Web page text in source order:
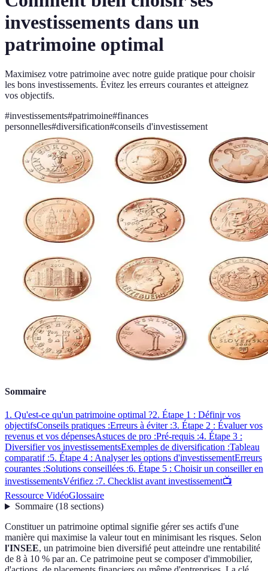
investissements dans un
patrimoine optimal
Maximisez votre patrimoine avec notre guide pratique pour choisir
les bons investissements. Évitez les erreurs courantes et atteignez
vos objectifs.
#investissements#patrimoine#finances
personnelles#diversification#conseils d'investissement
Sommaire
1. Qu'est-ce qu'un patrimoine optimal ?2. Étape 1 : Définir vos
objectifsConseils pratiques :Erreurs à éviter :3. Étape 2 : Évaluer vos
revenus et vos dépensesAstuces de pro :Pré-requis :4. Étape 3 :
Diversifier vos investissementsExemples de diversification :Tableau
comparatif :5. Étape 4 : Analyser les options d'investissementErreurs
courantes :Solutions conseillées :6. Étape 5 : Choisir un conseiller en
investissementsVérifiez :7. Checklist avant investissement📺
Ressource VidéoGlossaire
Sommaire(18 sections)
Constituer un patrimoine optimal signifie gérer ses actifs d'une
manière qui maximise la valeur tout en minimisant les risques. Selon
l'INSEE, un patrimoine bien diversifié peut atteindre une rentabilité
de 8 à 10 % par an. Ce patrimoine peut se composer d'immobilier,